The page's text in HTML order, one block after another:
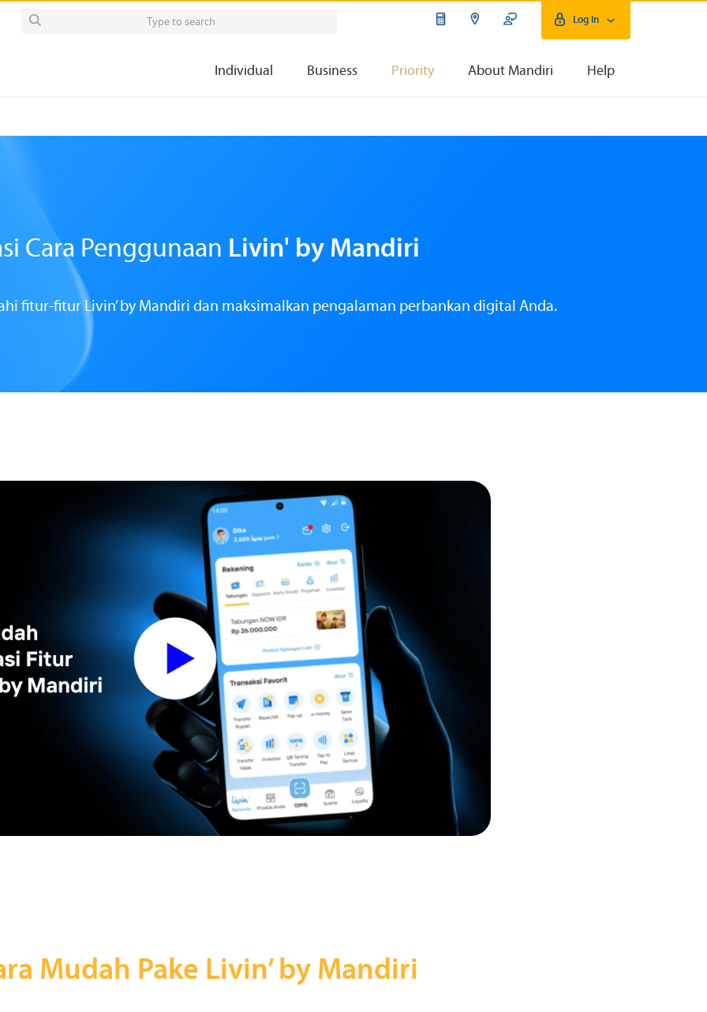
Log In
Individual Business Priority About Mandiri Help
Cara Penggunaan Livin' by Mandiri
fitur-fitur Livin’ by Mandiri dan maksimalkan pengalaman perbankan digital Anda.
Mudah Pake Livin’ by Mandiri